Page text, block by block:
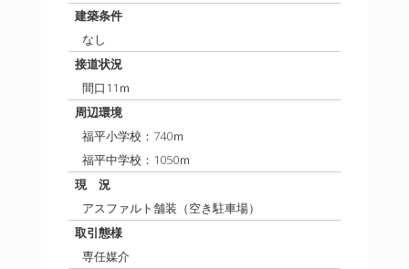
建築条件
なし
接道状況
間口11ｍ
周辺環境
福平小学校：740ｍ
福平中学校：1050ｍ
現 況
アスファルト舗装（空き駐車場）
取引態様
専任媒介